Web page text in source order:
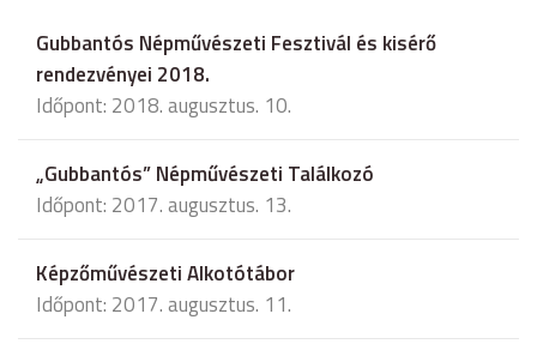
Gubbantós Népművészeti Fesztivál és kisérő
rendezvényei 2018.
Időpont: 2018. augusztus. 10.
„Gubbantós” Népművészeti Találkozó
Időpont: 2017. augusztus. 13.
Képzőművészeti Alkotótábor
Időpont: 2017. augusztus. 11.